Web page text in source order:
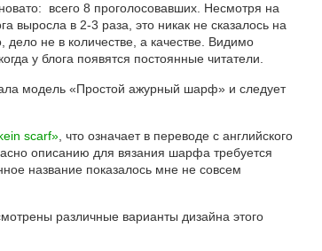
всего 8 проголосовавших. Несмотря на
выросла в 2-3 раза, это никак не сказалось на
дело не в количестве, а качестве. Видимо
у блога появятся постоянные читатели.
модель «Простой ажурный шарф» и следует
scarf» , что означает в переводе с английского
описанию для вязания шарфа требуется
название показалось мне не совсем
различные варианты дизайна этого